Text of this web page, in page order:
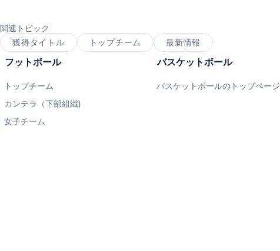
関連トピック
獲得タイトル
トップチーム 最新情報
フットボール
トップチーム
カンテラ（下部組織)
女子チーム
バスケットボール
バスケットボールのトップページ